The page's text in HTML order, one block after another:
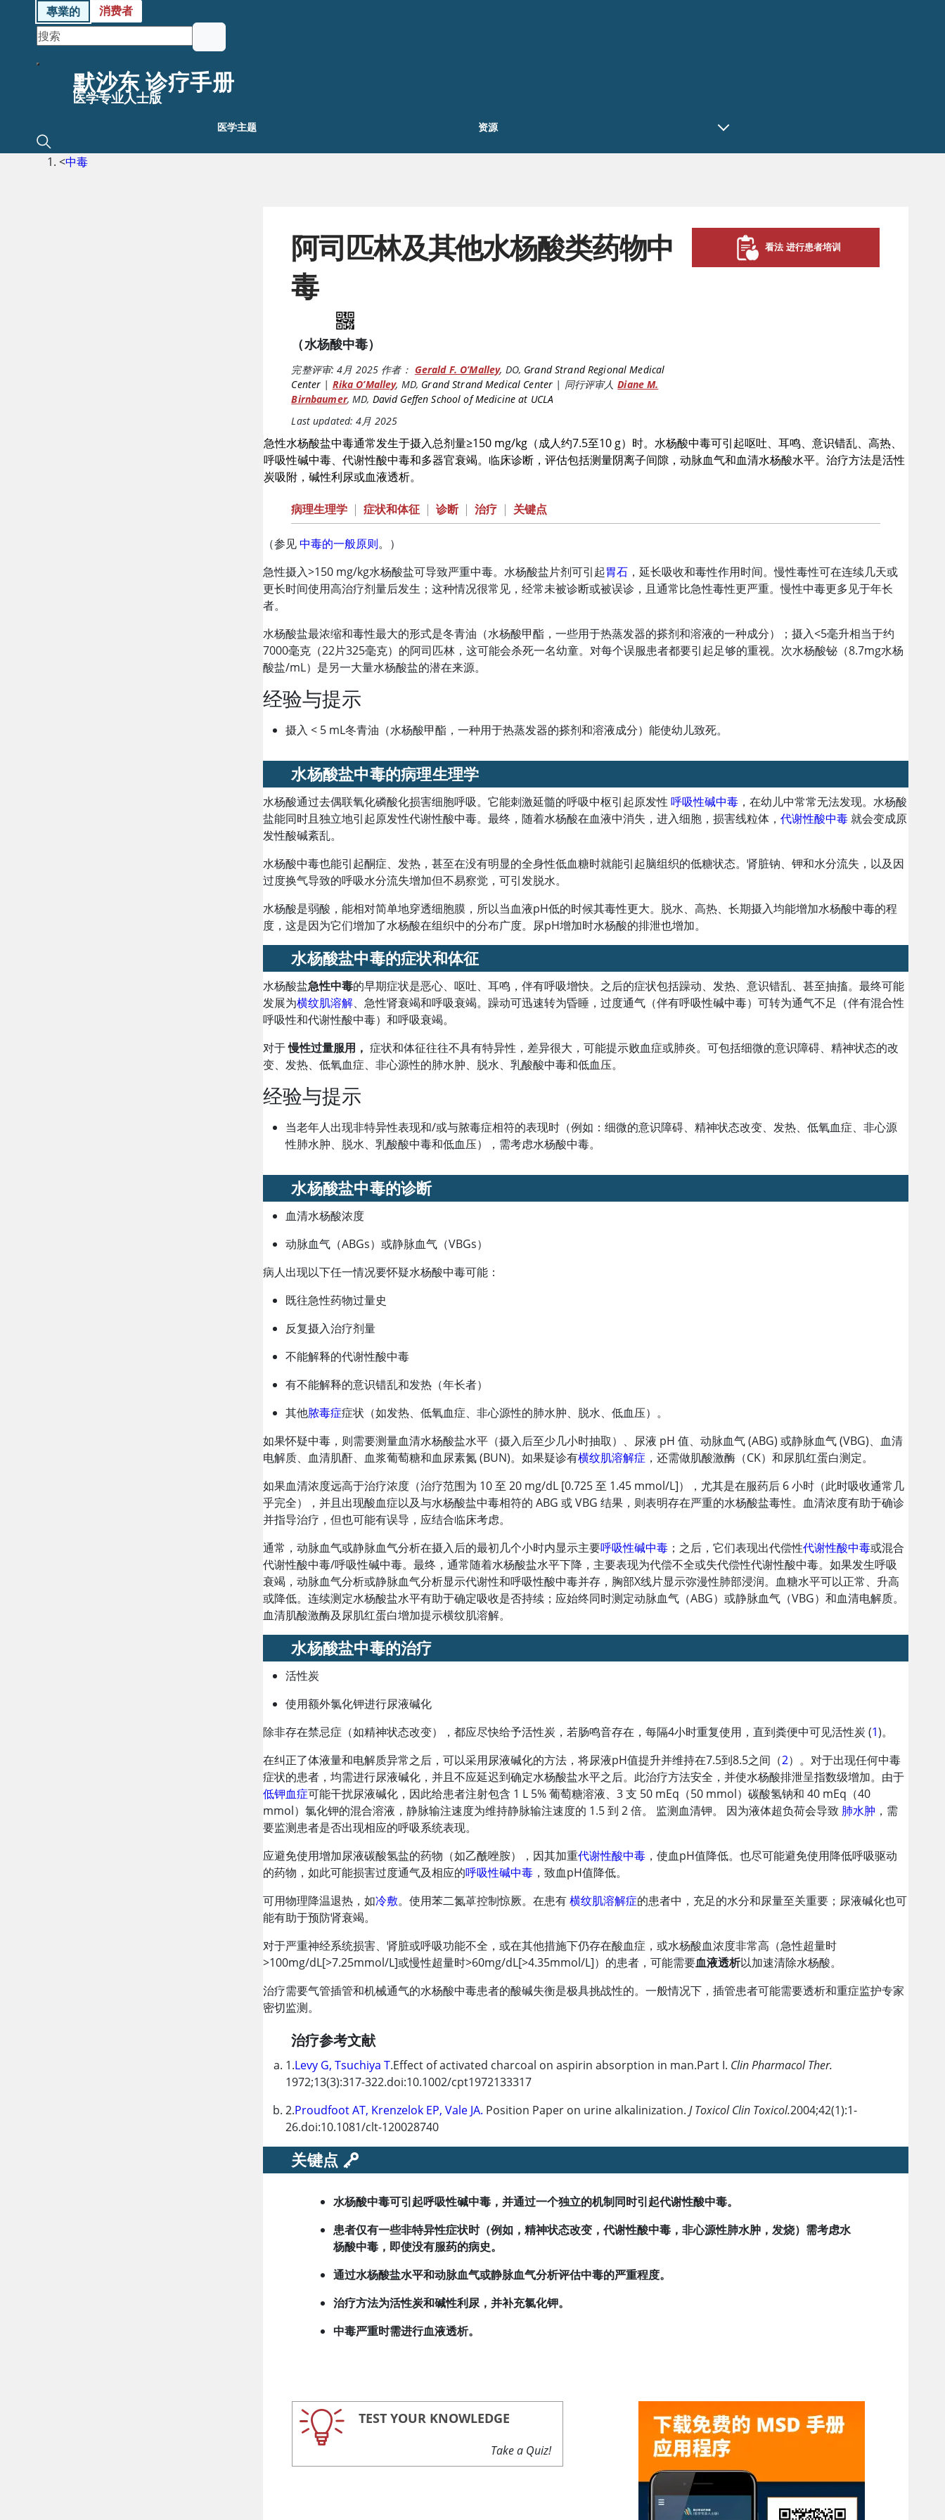
專業的 消费者
默沙东 诊疗手册
医学专业人士版
医学主题 资源
<中毒
阿司匹林及其他水杨酸类药物中
毒
（水杨酸中毒）
完整评审: 4月 2025 作者： Gerald F. O’Malley, DO, Grand Strand Regional Medical
Center | Rika O’Malley, MD, Grand Strand Medical Center | 同行评审人 Diane M.
Birnbaumer,MD, David Geffen School of Medicine at UCLA
Last updated: 4月 2025
看法 进行患者培训
急性水杨酸盐中毒通常发生于摄入总剂量≥150 mg/kg（成人约7.5至10 g）时。水杨酸中毒可引起呕吐、耳鸣、意识错乱、高热、
呼吸性碱中毒、代谢性酸中毒和多器官衰竭。临床诊断，评估包括测量阴离子间隙，动脉血气和血清水杨酸水平。治疗方法是活性
炭吸附，碱性利尿或血液透析。
病理生理学 | 症状和体征 | 诊断 | 治疗 | 关键点
（参见中毒的一般原则。）
急性摄入>150 mg/kg水杨酸盐可导致严重中毒。水杨酸盐片剂可引起胃石 ，延长吸收和毒性作用时间。慢性毒性可在连续几天或
更长时间使用高治疗剂量后发生；这种情况很常见，经常未被诊断或被误诊，且通常比急性毒性更严重。慢性中毒更多见于年长
者。
水杨酸盐最浓缩和毒性最大的形式是冬青油（水杨酸甲酯，一些用于热蒸发器的搽剂和溶液的一种成分）；摄入<5毫升相当于约
7000毫克（22片325毫克）的阿司匹林 ，这可能会杀死一名幼童。对每个误服患者都要引起足够的重视。次水杨酸铋（8.7mg水杨
酸盐/mL）是另一大量水杨酸盐的潜在来源。
经验与提示
摄入< 5 mL冬青油（水杨酸甲酯，一种用于热蒸发器的搽剂和溶液成分）能使幼儿致死。
水杨酸盐中毒的病理生理学
水杨酸通过去偶联氧化磷酸化损害细胞呼吸。它能刺激延髓的呼吸中枢引起原发性呼吸性碱中毒 ，在幼儿中常常无法发现。水杨酸
盐能同时且独立地引起原发性代谢性酸中毒。最终，随着水杨酸在血液中消失，进入细胞，损害线粒体，代谢性酸中毒就会变成原
发性酸碱紊乱。
水杨酸中毒也能引起酮症、发热，甚至在没有明显的全身性低血糖时就能引起脑组织的低糖状态。肾脏钠、钾和水分流失，以及因
过度换气导致的呼吸水分流失增加但不易察觉，可引发脱水。
水杨酸是弱酸，能相对简单地穿透细胞膜，所以当血液pH低的时候其毒性更大。脱水、高热、长期摄入均能增加水杨酸中毒的程
度，这是因为它们增加了水杨酸在组织中的分布广度。尿pH增加时水杨酸的排泄也增加。
水杨酸盐中毒的症状和体征
水杨酸盐急性中毒的早期症状是恶心、呕吐、耳鸣，伴有呼吸增快。之后的症状包括躁动、发热、意识错乱、甚至抽搐。最终可能
发展为横纹肌溶解、急性肾衰竭和呼吸衰竭。躁动可迅速转为昏睡，过度通气（伴有呼吸性碱中毒）可转为通气不足（伴有混合性
呼吸性和代谢性酸中毒）和呼吸衰竭。
对于慢性过量服用， 症状和体征往往不具有特异性，差异很大，可能提示败血症或肺炎。可包括细微的意识障碍、精神状态的改
变、发热、低氧血症、非心源性的肺水肿、脱水、乳酸酸中毒和低血压。
经验与提示
当老年人出现非特异性表现和/或与脓毒症相符的表现时（例如：细微的意识障碍、精神状态改变、发热、低氧血症、非心源
性肺水肿、脱水、乳酸酸中毒和低血压），需考虑水杨酸中毒。
水杨酸盐中毒的诊断
血清水杨酸浓度
动脉血气（ABGs）或静脉血气（VBGs）
病人出现以下任一情况要怀疑水杨酸中毒可能：
既往急性药物过量史
反复摄入治疗剂量
不能解释的代谢性酸中毒
有不能解释的意识错乱和发热（年长者）
其他脓毒症症状（如发热、低氧血症、非心源性的肺水肿、脱水、低血压）。
如果怀疑中毒，则需要测量血清水杨酸盐水平（摄入后至少几小时抽取）、尿液 pH 值、动脉血气 (ABG) 或静脉血气 (VBG)、血清
电解质、血清肌酐、血浆葡萄糖和血尿素氮 (BUN)。如果疑诊有横纹肌溶解症 ，还需做肌酸激酶（CK）和尿肌红蛋白测定。
如果血清浓度远高于治疗浓度（治疗范围为 10 至 20 mg/dL [0.725 至 1.45 mmol/L]），尤其是在服药后 6 小时（此时吸收通常几
乎完全），并且出现酸血症以及与水杨酸盐中毒相符的 ABG 或 VBG 结果，则表明存在严重的水杨酸盐毒性。血清浓度有助于确诊
并指导治疗，但也可能有误导，应结合临床考虑。
通常，动脉血气或静脉血气分析在摄入后的最初几个小时内显示主要呼吸性碱中毒 ；之后，它们表现出代偿性代谢性酸中毒或混合
代谢性酸中毒/呼吸性碱中毒。最终，通常随着水杨酸盐水平下降，主要表现为代偿不全或失代偿性代谢性酸中毒。如果发生呼吸
衰竭，动脉血气分析或静脉血气分析显示代谢性和呼吸性酸中毒并存，胸部X线片显示弥漫性肺部浸润。血糖水平可以正常、升高
或降低。连续测定水杨酸盐水平有助于确定吸收是否持续；应始终同时测定动脉血气（ABG）或静脉血气（VBG）和血清电解质。
血清肌酸激酶及尿肌红蛋白增加提示横纹肌溶解。
水杨酸盐中毒的治疗
活性炭
使用额外氯化钾进行尿液碱化
除非存在禁忌症（如精神状态改变），都应尽快给予活性炭 ，若肠鸣音存在，每隔4小时重复使用，直到粪便中可见活性炭 (1)。
在纠正了体液量和电解质异常之后，可以采用尿液碱化的方法，将尿液pH值提升并维持在7.5到8.5之间（2）。对于出现任何中毒
症状的患者，均需进行尿液碱化，并且不应延迟到确定水杨酸盐水平之后。此治疗方法安全，并使水杨酸排泄呈指数级增加。由于
低钾血症可能干扰尿液碱化，因此给患者注射包含 1 L 5% 葡萄糖溶液、3 支 50 mEq（50 mmol）碳酸氢钠和 40 mEq（40
mmol）氯化钾的混合溶液，静脉输注速度为维持静脉输注速度的 1.5 到 2 倍。 监测血清钾。 因为液体超负荷会导致 肺水肿 ，需
要监测患者是否出现相应的呼吸系统表现。
应避免使用增加尿液碳酸氢盐的药物（如乙酰唑胺），因其加重代谢性酸中毒 ，使血pH值降低。也尽可能避免使用降低呼吸驱动
的药物，如此可能损害过度通气及相应的呼吸性碱中毒 ，致血pH值降低。
可用物理降温退热，如冷敷。使用苯二氮䓬控制惊厥。在患有横纹肌溶解症的患者中，充足的水分和尿量至关重要；尿液碱化也可
能有助于预防肾衰竭。
对于严重神经系统损害、肾脏或呼吸功能不全，或在其他措施下仍存在酸血症，或水杨酸血浓度非常高（急性超量时
>100mg/dL[>7.25mmol/L]或慢性超量时>60mg/dL[>4.35mmol/L]）的患者，可能需要血液透析以加速清除水杨酸。
治疗需要气管插管和机械通气的水杨酸中毒患者的酸碱失衡是极具挑战性的。一般情况下，插管患者可能需要透析和重症监护专家
密切监测。
治疗参考文献
1.Levy G, Tsuchiya T.Effect of activated charcoal onaspirin absorption in man.Part I. Clin Pharmacol Ther.
1972;13(3):317-322.doi:10.1002/cpt1972133317
2.Proudfoot AT, Krenzelok EP, Vale JA. Position Paper on urine alkalinization.J Toxicol Clin Toxicol.2004;42(1):1-
26.doi:10.1081/clt-120028740
关键点
水杨酸中毒可引起呼吸性碱中毒，并通过一个独立的机制同时引起代谢性酸中毒。
患者仅有一些非特异性症状时（例如，精神状态改变，代谢性酸中毒，非心源性肺水肿，发烧）需考虑水
杨酸中毒，即使没有服药的病史。
通过水杨酸盐水平和动脉血气或静脉血气分析评估中毒的严重程度。
治疗方法为活性炭和碱性利尿，并补充氯化钾。
中毒严重时需进行血液透析。
TEST YOUR KNOWLEDGE
Take a Quiz!